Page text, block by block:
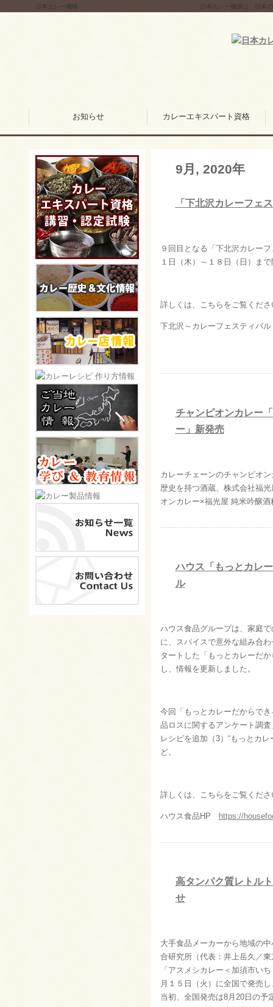
日本カレー機構 日本カレー機構は、日本
お知らせ カレーエキスパート資格
9月, 2020年
「下北沢カレーフェ
９回目となる「下北沢カレー
１日（木）～１８日（日）ま
詳しくは、こちらをご覧くださ
下北沢～カレーフェスティバ
チャンピオンカレー
ー」新発売
カレーチェーンのチャンピオ
歴史を持つ酒蔵、株式会社福
オンカレー×福光屋 純米吟醸
ハウス「もっとカレ
ル
ハウス食品グループは、家庭
に、スパイスで意外な組み合
タートした「もっとカレーだ
し、情報を更新しました。
今回「もっとカレーだからで
品ロスに関するアンケート調
レシピを追加（3）“もっとカ
ど。
詳しくは、こちらをご覧くださ
ハウス食品HP https://
高タンパク質レトル
せ
大手食品メーカーから地域の
合研究所（代表：井上岳久／
「アスメシカレー＜加須市い
月１５日（火）に全国で発売し
当初、全国発売は8月20日の予